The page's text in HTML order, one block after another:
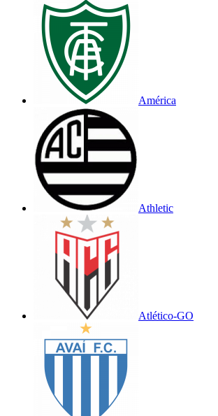
América
Athletic
Atlético-GO